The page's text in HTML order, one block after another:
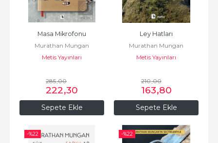
Sepete Ekle
Masa Mikrofonu
Murathan Mungan
Metis Yayınları
285,00
222,30
Sepete Ekle
Ley Hatları
Murathan Mungan
Metis Yayınları
210,00
163,80
-%22 -%22